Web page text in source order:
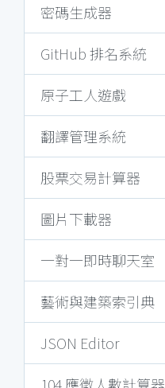
密碼生成器
GitHub 排名系統
原子工人遊戲
翻譯管理系統
股票交易計算器
圖片下載器
一對一即時聊天室
藝術與建築索引典
JSON Editor